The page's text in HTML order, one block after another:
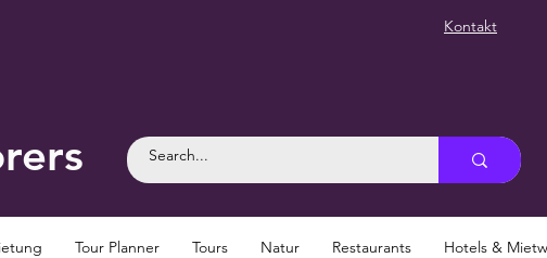
Kontakt
Tour Planner Tours Natur Restaurants Hotels &